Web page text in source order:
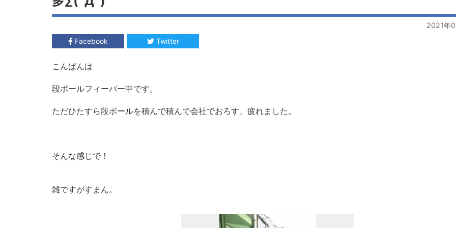
2021年
Facebook
Twitter
こんばんは
段ボールフィーバー中です。
ただひたすら段ボールを積んで積んで会社でおろす、疲れました。
そんな感じで！
雑ですがすまん。